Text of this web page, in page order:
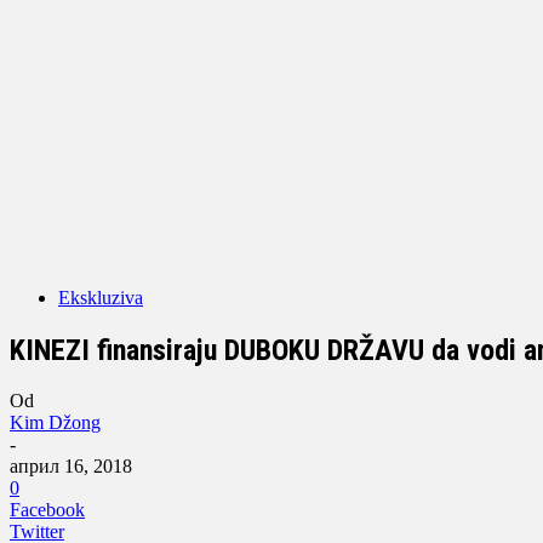
Ekskluziva
KINEZI finansiraju DUBOKU DRŽAVU da vodi
Od
Kim Džong
-
април 16, 2018
0
Facebook
Twitter